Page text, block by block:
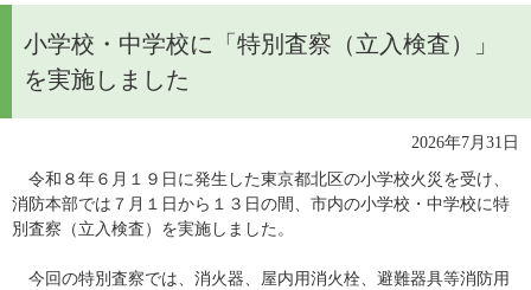
小学校・中学校に「特別査察（立入検査）」
を実施しました
​2026年7月31日
令和８年６月１９日に発生した東京都北区の小学校火災を受け、
消防本部では７月１日から１３日の間、市内の小学校・中学校に特
別査察（立入検査）を実施しました。
今回の特別査察では、消火器、屋内用消火栓、避難器具等消防用